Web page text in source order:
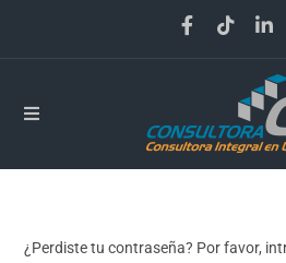
¿Perdiste tu contraseña? Por favor,